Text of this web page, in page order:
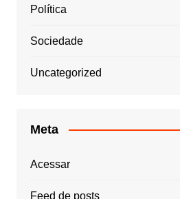
Política
Sociedade
Uncategorized
Meta
Acessar
Feed de posts